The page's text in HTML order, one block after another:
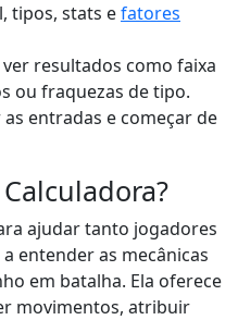
tipos, stats efatores
resultados como faixa
ou fraquezas de tipo.
entradas e começar de
ajudar tanto jogadores
entender as mecânicas
em batalha. Ela oferece
movimentos, atribuir